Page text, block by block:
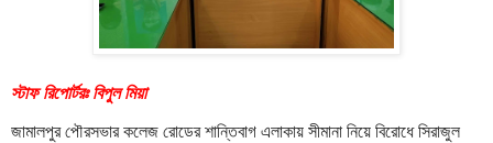
স্টাফ রিপোর্টরঃ বিপুল মিয়া
জামালপুর পৌরসভার কলেজ রোডের শান্তিবাগ এলাকায় সীমানা নিয়ে বিরোধে সিরাজুল